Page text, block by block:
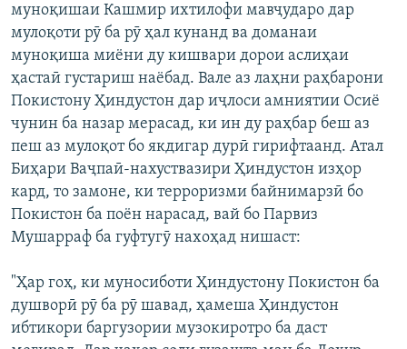
Ҳамаи сомонаҳои RFE/RL
муноқишаи Кашмир ихтилофи мавҷударо дар
мулоқоти рӯ ба рӯ ҳал кунанд ва доманаи
муноқиша миёни ду кишвари дорои аслиҳаи
ҳастаӣ густариш наёбад. Вале аз лаҳни раҳбарони
Покистону Ҳиндустон дар иҷлоси амниятии Осиё
чунин ба назар мерасад, ки ин ду раҳбар беш аз
пеш аз мулоқот бо якдигар дурӣ гирифтаанд. Атал
Биҳари Ваҷпаӣ-нахуствазири Ҳиндустон изҳор
кард, то замоне, ки терроризми байнимарзӣ бо
Покистон ба поён нарасад, вай бо Парвиз
Мушарраф ба гуфтугӯ нахоҳад нишаст:
"Ҳар гоҳ, ки муносиботи Ҳиндустону Покистон ба
душворӣ рӯ ба рӯ шавад, ҳамеша Ҳиндустон
ибтикори баргузории музокиротро ба даст